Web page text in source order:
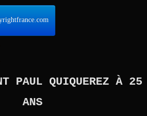
PAUL QUIQUEREZ À 25
ANS